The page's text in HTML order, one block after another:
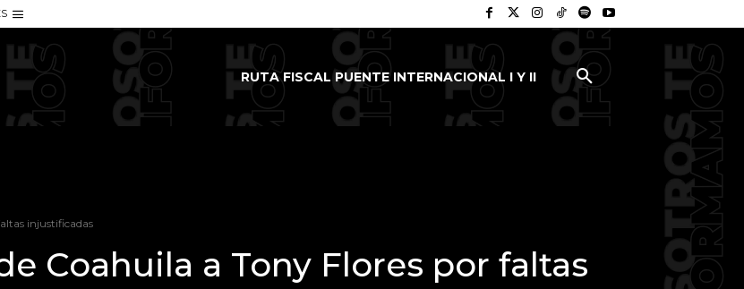
RUTA FISCAL PUENTE INTERNACIONAL I Y II
injustificadas
Coahuila a Tony Flores por faltas